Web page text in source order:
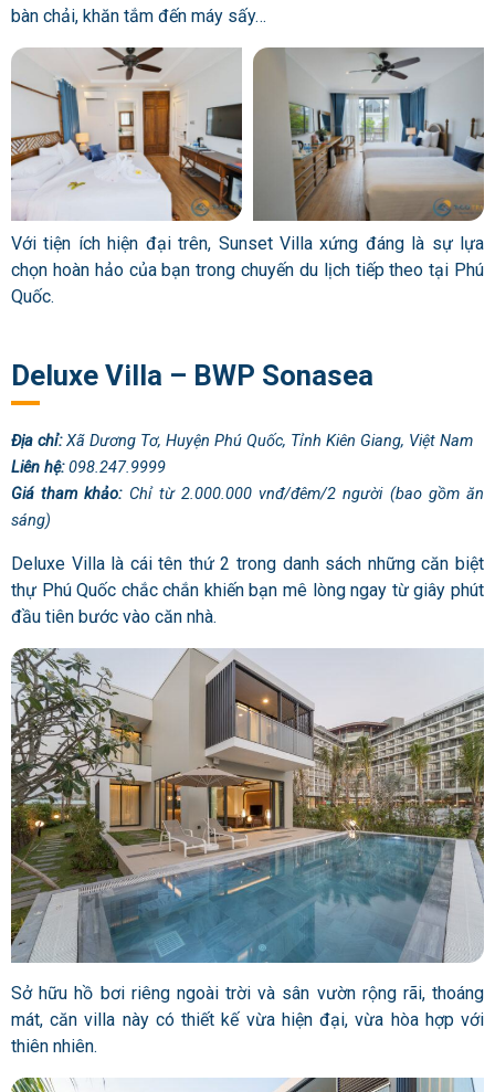
bàn chải, khăn tắm đến máy sấy…
Với tiện ích hiện đại trên, Sunset Villa xứng đáng là sự lựa
chọn hoàn hảo của bạn trong chuyến du lịch tiếp theo tại Phú
Quốc.
Deluxe Villa – BWP Sonasea
Địa chỉ:Xã Dương Tơ, Huyện Phú Quốc, Tỉnh Kiên Giang, Việt Nam
Liên hệ:098.247.9999
Giá tham khảo:Chỉ từ 2.000.000 vnđ/đêm/2 người (bao gồm ăn
sáng)
Deluxe Villa là cái tên thứ 2 trong danh sách những căn biệt
thự Phú Quốc chắc chắn khiến bạn mê lòng ngay từ giây phút
đầu tiên bước vào căn nhà.
Sở hữu hồ bơi riêng ngoài trời và sân vườn rộng rãi, thoáng
mát, căn villa này có thiết kế vừa hiện đại, vừa hòa hợp với
thiên nhiên.